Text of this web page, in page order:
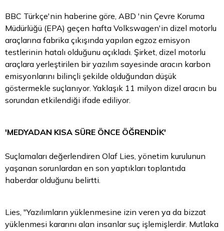
BBC Türkçe'nin haberine göre, ABD 'nin Çevre Koruma
Müdürlüğü (EPA) geçen hafta Volkswagen'in dizel motorlu
araçlarına fabrika çıkışında yapılan egzoz emisyon
testlerinin hatalı olduğunu açıkladı. Şirket, dizel motorlu
araçlara yerleştirilen bir yazılım sayesinde aracın karbon
emisyonlarını bilinçli şekilde olduğundan düşük
göstermekle suçlanıyor. Yaklaşık 11 milyon dizel aracın bu
sorundan etkilendiği ifade ediliyor.
'MEDYADAN KISA SÜRE ÖNCE ÖĞRENDİK'
Suçlamaları değerlendiren Olaf Lies, yönetim kurulunun
yaşanan sorunlardan en son yaptıkları toplantıda
haberdar olduğunu belirtti.
Lies, "Yazılımların yüklenmesine izin veren ya da bizzat
yüklenmesi kararını alan insanlar suç işlemişlerdir. Mutlaka